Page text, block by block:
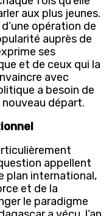
aux plus jeunes.
opération de
auprès de
ses
et de ceux qui la
avec
a besoin de
départ.
appellent
plan international,
et de la
le paradigme